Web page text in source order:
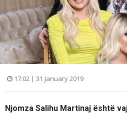
17:02 | 31 January 2019
Njomza Salihu Martinaj është